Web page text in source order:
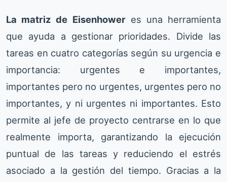
La matriz de Eisenhoweres una herramienta
que ayuda a gestionar prioridades. Divide las
tareas en cuatro categorías según su urgencia e
importancia: urgentes e importantes,
importantes pero no urgentes, urgentes pero no
importantes, y ni urgentes ni importantes. Esto
permite al jefe de proyecto centrarse en lo que
realmente importa, garantizando la ejecución
puntual de las tareas y reduciendo el estrés
asociado a la gestión del tiempo. Gracias a la